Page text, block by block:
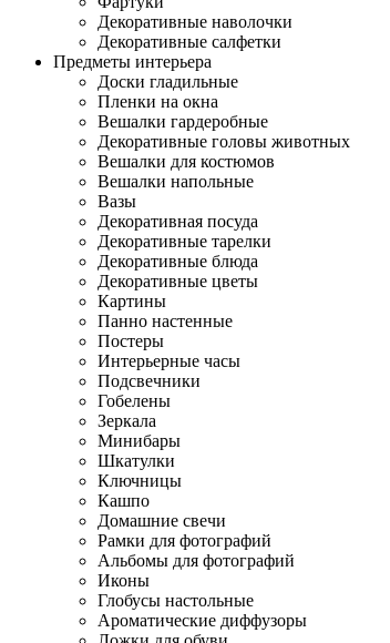
Декоративные наволочки
Декоративные салфетки
Предметы интерьера
Доски гладильные
Пленки на окна
Вешалки гардеробные
Декоративные головы животных
Вешалки для костюмов
Вешалки напольные
Вазы
Декоративная посуда
Декоративные тарелки
Декоративные блюда
Декоративные цветы
Картины
Панно настенные
Постеры
Интерьерные часы
Подсвечники
Гобелены
Зеркала
Минибары
Шкатулки
Ключницы
Кашпо
Домашние свечи
Рамки для фотографий
Альбомы для фотографий
Иконы
Глобусы настольные
Ароматические диффузоры